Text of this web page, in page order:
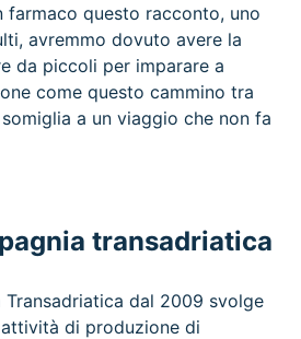
farmaco questo racconto, uno
avremmo dovuto avere la
da piccoli per imparare a
come questo cammino tra
a un viaggio che non fa
transadriatica
dal 2009 svolge
di produzione di